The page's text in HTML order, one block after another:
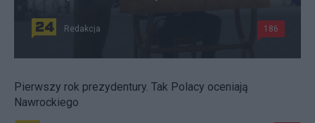
Redakcja 186
Pierwszy rok prezydentury. Tak Polacy oceniają
Nawrockiego